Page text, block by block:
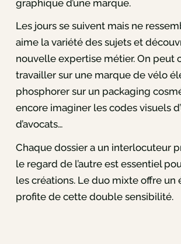
graphique d’une marque.
Les jours se suivent mais ne
aime la variété des sujets et
nouvelle expertise métier. On peut
travailler sur une marque de vélo
phosphorer sur un packaging
encore imaginer les codes visuels
d’avocats…
Chaque dossier a un interlocuteur
le regard de l’autre est essentiel
les créations. Le duo mixte offre un
profite de cette double sensibilité.